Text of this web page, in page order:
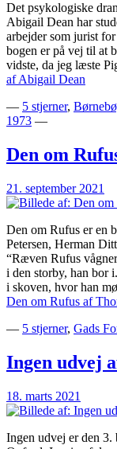
Det psykologiske
Abigail Dean har
arbejder som jurist
bogen er på vej til at
vidste, da jeg læste
af Abigail Dean
— 5 stjerner,
1973 —
Den om
21. september 2021
Den om Rufus er en
Petersen, Herman
“Ræven Rufus
i den storby, han bor
i skoven, hvor han
Den om Rufus af
— 5 stjerner, Gads
Ingen udvej
18. marts 2021
Ingen udvej er den 3.